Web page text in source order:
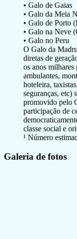
• Galo de Gaias
• Galo da Meia
• Galo de Porto
• Galo na Neve
• Galo no Peru
O Galo da
diretas de
os anos milhares
ambulantes,
hoteleira,
seguranças, etc)
promovido pelo
participação de
classe social e
¹ Número
Galeria de fotos